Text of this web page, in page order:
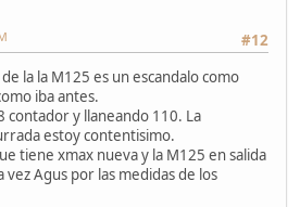
#12
la la M125 es un escandalo como
iba antes.
contador y llaneando 110. La
estoy contentisimo.
tiene xmax nueva y la M125 en salida
vez Agus por las medidas de los